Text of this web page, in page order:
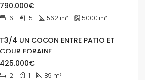
790.000€
6 5 562 m² 5000 m²
T3/4 UN COCON ENTRE PATIO ET
COUR FORAINE
425.000€
2 1 89 m²